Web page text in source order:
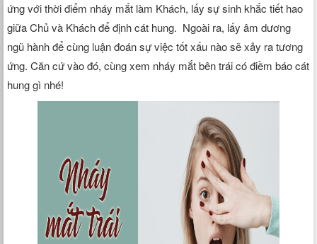
ứng với thời điểm nháy mắt làm Khách, lấy sự sinh khắc tiết hao
giữa Chủ và Khách để định cát hung. Ngoài ra, lấy âm dương
ngũ hành để cùng luận đoán sự việc tốt xấu nào sẽ xảy ra tương
ứng. Căn cứ vào đó, cùng xem nháy mắt bên trái có điềm báo cát
hung gì nhé!